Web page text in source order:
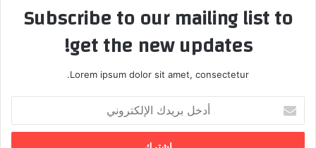
Subscribe to our mailing list to
get the new updates!
Lorem ipsum dolor sit amet, consectetur.
خ